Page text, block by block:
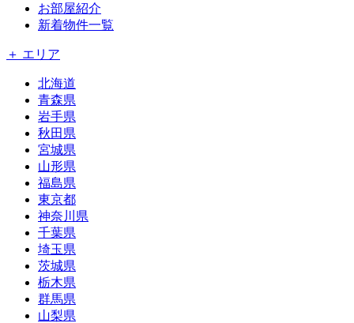
お部屋紹介
新着物件一覧
＋ エリア
北海道
青森県
岩手県
秋田県
宮城県
山形県
福島県
東京都
神奈川県
千葉県
埼玉県
茨城県
栃木県
群馬県
山梨県